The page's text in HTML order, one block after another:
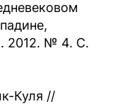
2012. № 4. С.
Куля //